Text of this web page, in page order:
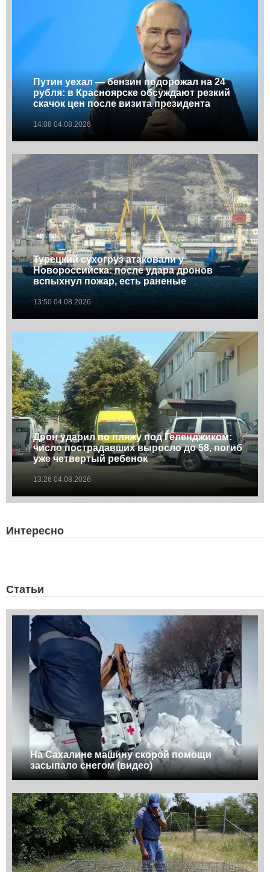
Путин уехал — бензин подорожал на 24
рубля: в Красноярске обсуждают резкий
скачок цен после визита президента
14:08 04.08.2026
Турецкий сухогруз атаковали у
Новороссийска: после удара дронов
вспыхнул пожар, есть раненые
13:50 04.08.2026
Дрон ударил по пляжу под Геленджиком:
число пострадавших выросло до 58, погиб
уже четвертый ребенок
13:26 04.08.2026
Интересно
Статьи
На Сахалине машину скорой помощи
засыпало снегом (видео)